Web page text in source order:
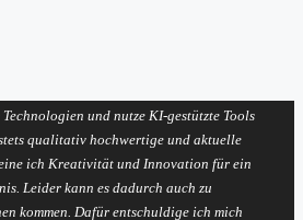
und nutze KI-gestützte Tools
qualitativ hochwertige und aktuelle
ich Kreativität und Innovation für ein
Leider kann es dadurch auch zu
kommen. Dafür entschuldige ich mich